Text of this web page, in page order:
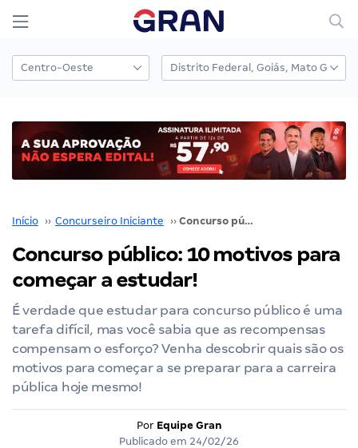
Início ›› Concurseiro Iniciante ›› Concurso público: 10 motivos para começar a estudar!
Concurso público: 10 motivos para
começar a estudar!
É verdade que estudar para concurso público é uma
tarefa difícil, mas você sabia que as recompensas
compensam o esforço? Venha descobrir quais são os
motivos para começar a se preparar para a carreira
pública hoje mesmo!
Por Equipe Gran
Publicado em 24/02/26